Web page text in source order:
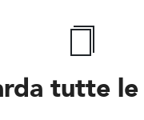
tutte